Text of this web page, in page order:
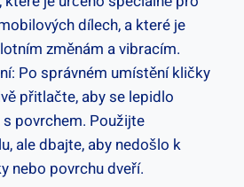
dílech, ‍a které je
změnám a‍ vibracím.
Po správném ‌umístění kličky
přitlačte, ⁤aby se lepidlo
⁤povrchem. Použijte
‍ale dbajte, aby nedošlo k
nebo povrchu ​dveří.